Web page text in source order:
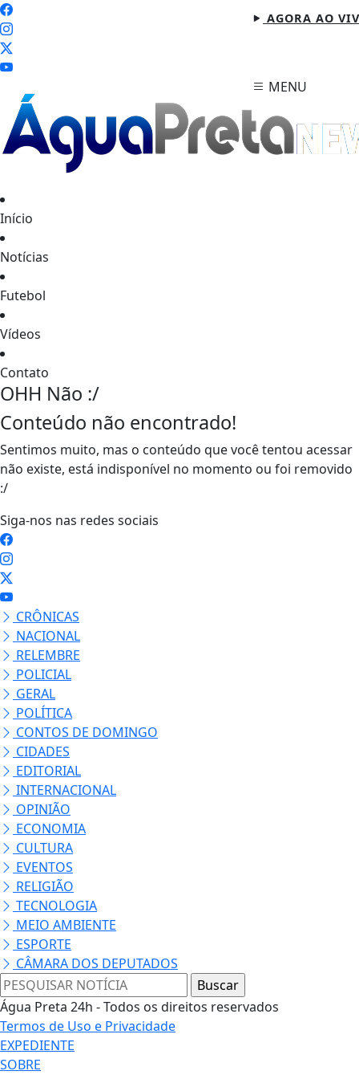
AGORA AO
MENU
Início
Notícias
Futebol
Vídeos
Contato
OHH Não :/
Conteúdo não encontrado!
Sentimos muito, mas o conteúdo que você tentou acessar
não existe, está indisponível no momento ou foi removido
:/
Siga-nos nas redes sociais
CRÔNICAS
NACIONAL
RELEMBRE
POLICIAL
GERAL
POLÍTICA
CONTOS DE DOMINGO
CIDADES
EDITORIAL
INTERNACIONAL
OPINIÃO
ECONOMIA
CULTURA
EVENTOS
RELIGIÃO
TECNOLOGIA
MEIO AMBIENTE
ESPORTE
CÂMARA DOS DEPUTADOS
Água Preta 24h - Todos os direitos reservados
Termos de Uso e Privacidade
EXPEDIENTE
SOBRE